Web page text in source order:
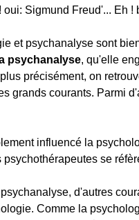
Sigmund Freud'... Eh !
et psychanalyse sont
psychanalyse, qu'elle
précisément, on
grands courants. Parmi
influencé la
se
d'autres
Comme la